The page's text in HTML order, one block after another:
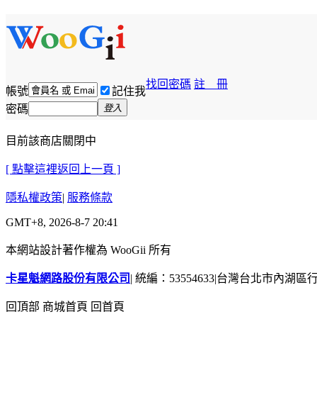
帳號 記住我
找回密碼 註 冊
密碼 登入
目前該商店關閉中
[ 點擊這裡返回上一頁 ]
隱私權政策| 服務條款
GMT+8, 2026-8-7 20:41
本網站設計著作權為 WooGii 所有
卡星魁網路股份有限公司 | 統編：53554633|台灣台北市內湖區
回頂部 商城首頁 回首頁